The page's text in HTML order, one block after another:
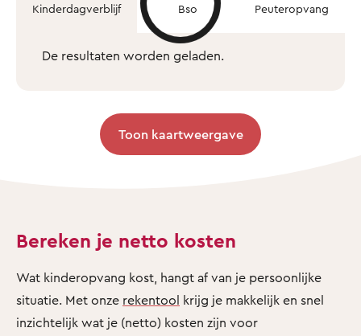
Kinderdagverblijf Bso Peuteropvang
De resultaten worden geladen.
Toon kaartweergave
Bereken je netto kosten
Wat kinderopvang kost, hangt af van je persoonlijke
situatie. Met onze rekentool krijg je makkelijk en snel
inzichtelijk wat je (netto) kosten zijn voor